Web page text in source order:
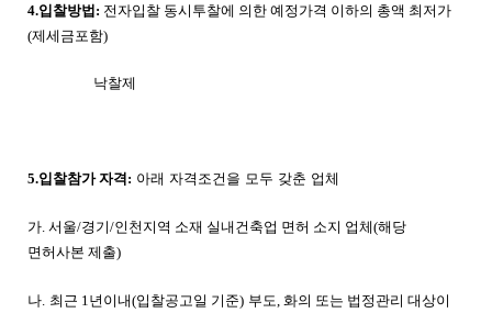
4.입찰방법: 전자입찰 동시투찰에 의한 예정가격 이하의 총액 최저가
(제세금포함)
낙찰제
5.입찰참가 자격: 아래 자격조건을 모두 갖춘 업체
가. 서울/경기/인천지역 소재 실내건축업 면허 소지 업체(해당
면허사본 제출)
나. 최근 1년 이내(입찰공고일 기준) 부도, 화의 또는 법정관리 대상이